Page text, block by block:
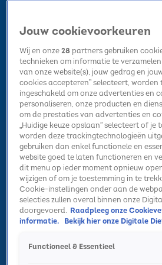
Home Radio luisteren Hitlijsten Acties Kerst
Volg Sky Radio
Zoeken
HomeRadio luisterenActies Alle
Jouw cookievoorkeuren
Wij en onze28partners gebruiken
technieken om informatie te
van onze website(s), jouw gedrag en
cookies accepteren” selecteert,
ingeschakeld om onze advertenties en
personaliseren, onze producten en
om de prestaties van advertenties en
„Huidige keuze opslaan” selecteert of je
worden deze trackingtechnologieën
gebruiken dan enkel functionele en
website goed te laten functioneren en
dit menu op ieder moment opnieuw
wijzigen of om je toestemming in te
Cookie-instellingen onder aan de
selecties zullen overal binnen onze
doorgevoerd. Raadpleeg onze
informatie.
Bekijk hier onze Digitale
Functioneel & Essentieel